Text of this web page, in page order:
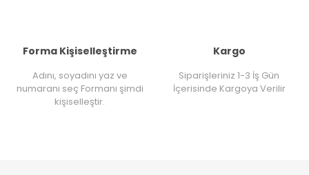
Forma Kişiselleştirme
Adını, soyadını yaz ve
numaranı seç Formanı şimdi
kişiselleştir.
Kargo
Siparişleriniz 1-3 İş Gün
İçerisinde Kargoya Verilir